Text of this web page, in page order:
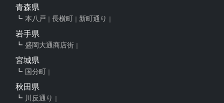
青森県
本八戸 長横町 新町通り
岩手県
盛岡大通商店街
宮城県
国分町
秋田県
川反通り